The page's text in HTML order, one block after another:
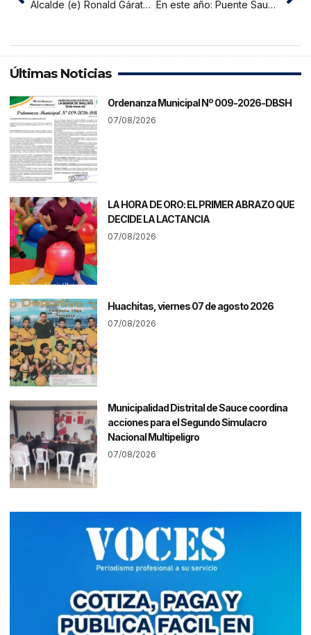
Alcalde (e) Ronald Gárate: “LO PRIMERO QUE HAREMOS ES ORDENAR LA CASA” En este año: Puente Sauce no va
Últimas Noticias
Ordenanza Municipal Nº 009-2026-DBSH
07/08/2026
LA HORA DE ORO: EL PRIMER ABRAZO QUE
DECIDE LA LACTANCIA
07/08/2026
Huachitas, viernes 07 de agosto 2026
07/08/2026
Municipalidad Distrital de Sauce coordina
acciones para el Segundo Simulacro
Nacional Multipeligro
07/08/2026